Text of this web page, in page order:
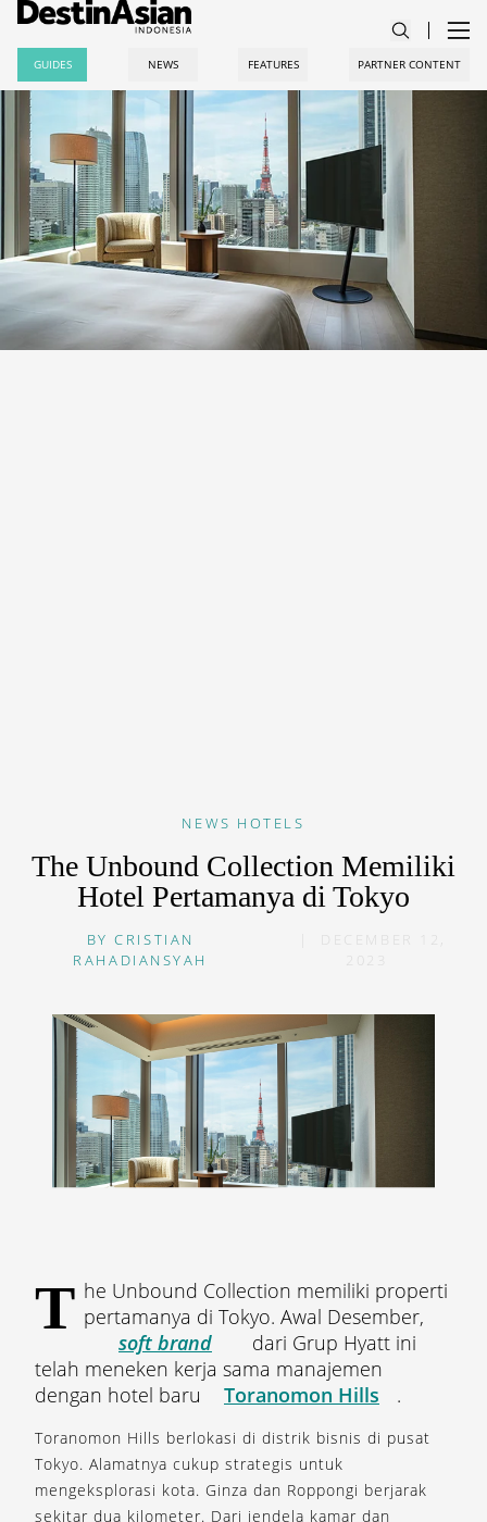
GUIDES NEWS FEATURES PARTNER CONTENT
NEWS HOTELS
The Unbound Collection Memiliki
Hotel Pertamanya di Tokyo
BYCRISTIAN
RAHADIANSYAH
DECEMBER 12,
2023
T he Unbound Collection memiliki properti
pertamanya di Tokyo. Awal Desember,
soft brand
dari Grup Hyatt ini
telah meneken kerja sama manajemen
dengan hotel baru
Toranomon Hills .
Toranomon Hills berlokasi di distrik bisnis di pusat
Tokyo. Alamatnya cukup strategis untuk
mengeksplorasi kota. Ginza dan Roppongi berjarak
sekitar dua kilometer. Dari jendela kamar dan